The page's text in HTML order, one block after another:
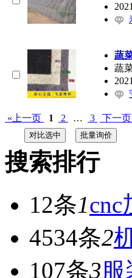
蔬
蔬
«上一页 1 2 … 3 下一
搜索排行
12条1cnc
4534条2
107条3服